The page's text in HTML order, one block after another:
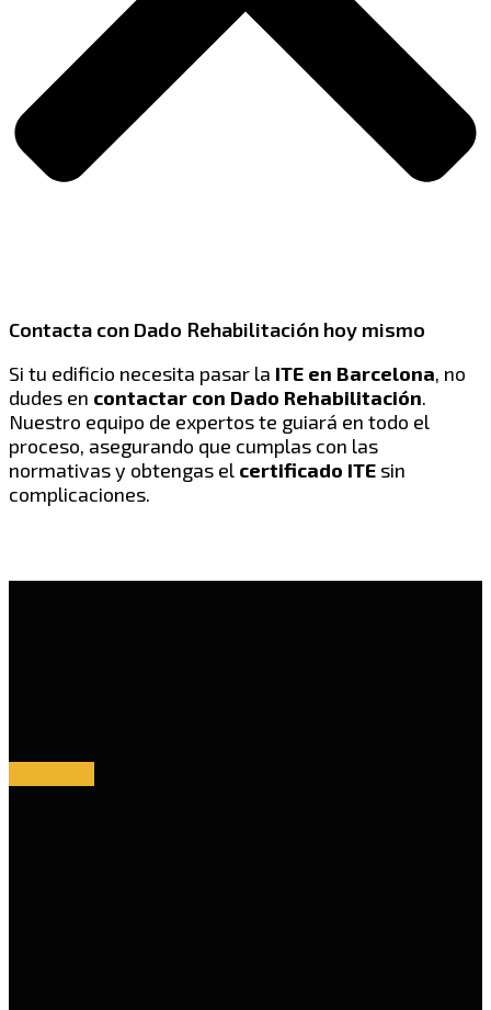
Contacta con Dado Rehabilitación hoy mismo
Si tu edificio necesita pasar la ITE en Barcelona, no
dudes en contactar con Dado Rehabilitación.
Nuestro equipo de expertos te guiará en todo el
proceso, asegurando que cumplas con las
normativas y obtengas el certificado ITE sin
complicaciones.